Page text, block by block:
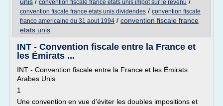
convention fiscale france etats unis impot sur le revenu
convention fiscale france etats unis dividendes / convention fiscale
franco americaine du 31 aout 1994 / convention fiscale france
etats unis
INT - Convention fiscale entre la France et
les Émirats ...
INT - Convention fiscale entre la France et les Émirats
Arabes Unis
1
Une convention en vue d'éviter les doubles impositions et